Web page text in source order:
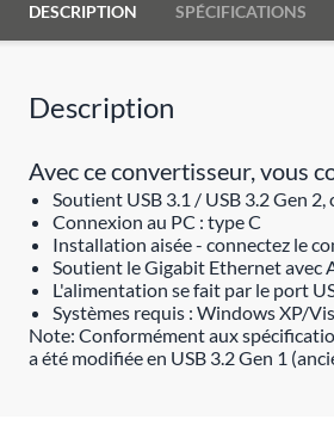
DESCRIPTION SPÉCIFICATIONS
Description
Avec ce convertisseur, vous
Soutient USB 3.1 / USB 3.2 Gen
Connexion au PC : type C
Installation aisée - connectez le
Soutient le Gigabit Ethernet
L'alimentation se fait par le port
Systèmes requis : Windows XP/
Note: Conformément aux
a été modifiée en USB 3.2 Gen 1